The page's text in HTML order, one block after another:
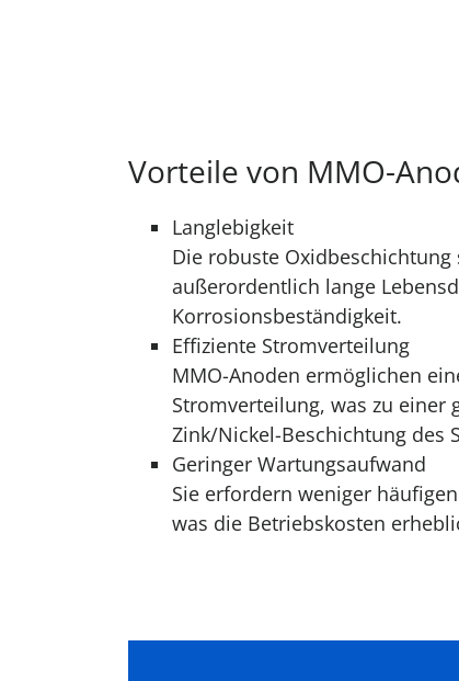
Vorteile von MMO-
Langlebigkeit
Die robuste
außerordentlich lange
Korrosionsbeständigkeit.
Effiziente Stromverteilung
MMO-Anoden ermöglichen
Stromverteilung, was zu einer
Zink/Nickel-Beschichtung des
Geringer Wartungsaufwand
Sie erfordern weniger
was die Betriebskosten